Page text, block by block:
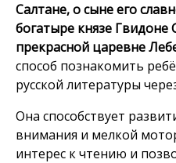
Салтане, о сыне его
богатыре князе Гвидоне
прекрасной царевне
способ познакомить
русской литературы
Она способствует
внимания и мелкой
интерес к чтению и